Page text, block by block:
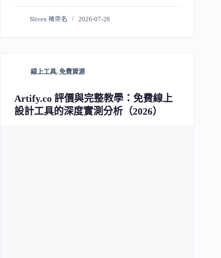
Sliven 褚崇名 2026-07-28
線上工具, 免費資源
Artify.co 評價與完整教學：免費線上
設計工具的深度實測分析（2026）